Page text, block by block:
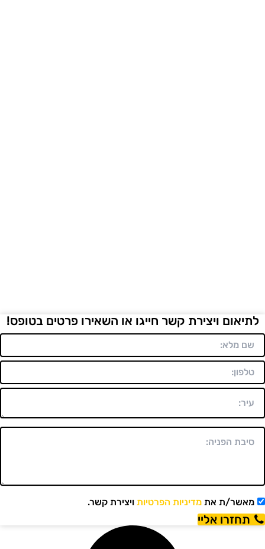
לתיאום ויצירת קשר חייגו או השאירו פרטים בטופס!
מאשר/ת אתמדיניות הפרטיותויצירת קשר.
תחזרו אליי